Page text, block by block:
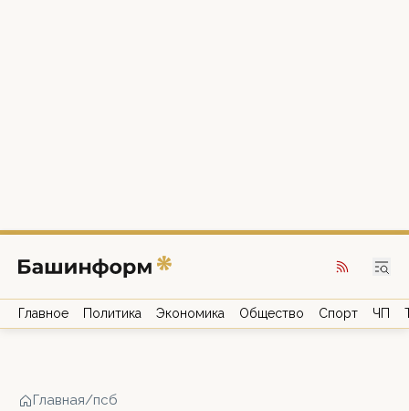
Главное Политика Экономика Общество Спорт ЧП
Главная/псб